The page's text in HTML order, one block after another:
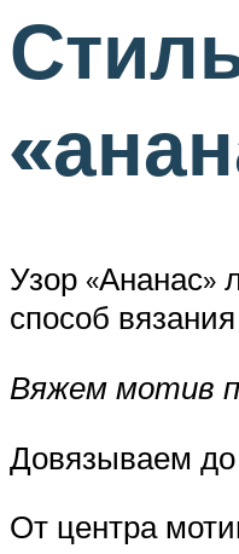
Узор «Ананас»
способ
Вяжем мотив
Довязываем
От центра